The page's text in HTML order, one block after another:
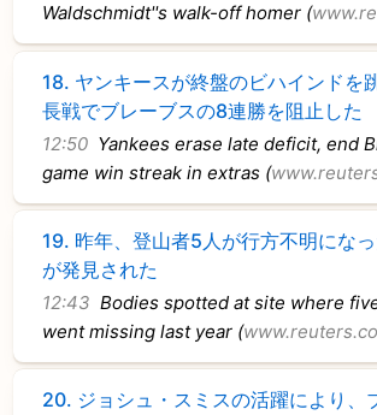
Waldschmidt''s walk-off homer (
18. ヤンキースが終盤のビハインドを
長戦でブレーブスの8連勝を阻止した
12:50 Yankees erase late deficit, end
game win streak in extras (
19. 昨年、登山者5人が行方不明にな
が発見された
12:43 Bodies spotted at site where
went missing last year (
20. ジョシュ・スミスの活躍により、